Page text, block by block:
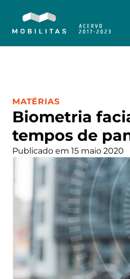
Biometria
tempos de
CATEGORIA:
MATÉRIAS
Publicado em 15 maio 2020